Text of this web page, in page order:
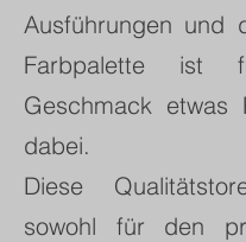
Ausführungen und
Farbpalette ist
Geschmack etwas
dabei.
Diese
sowohl für den